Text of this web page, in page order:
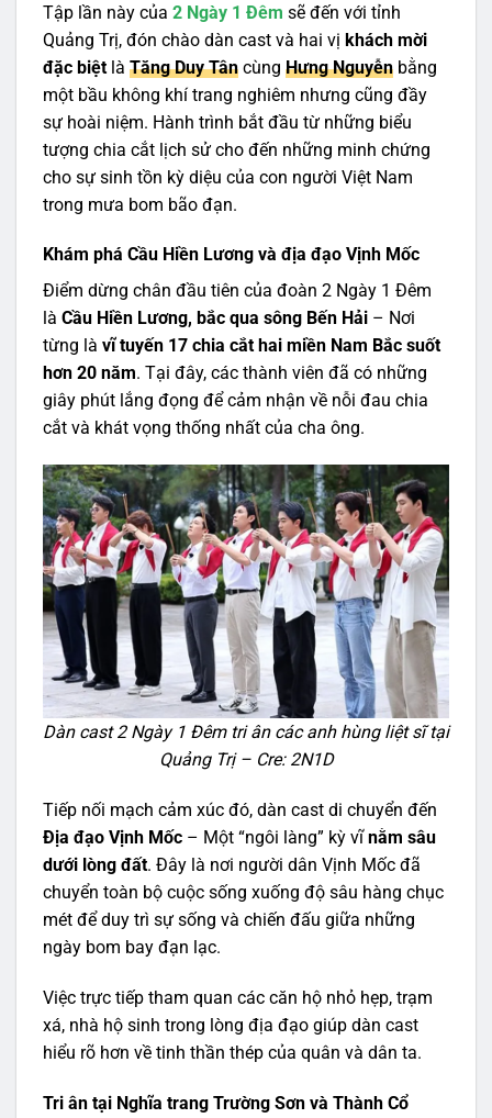
Tập lần này của 2 Ngày 1 Đêm sẽ đến với tỉnh
Quảng Trị, đón chào dàn cast và hai vị khách mời
đặc biệt là Tăng Duy Tân cùng Hưng Nguyễn bằng
một bầu không khí trang nghiêm nhưng cũng đầy
sự hoài niệm. Hành trình bắt đầu từ những biểu
tượng chia cắt lịch sử cho đến những minh chứng
cho sự sinh tồn kỳ diệu của con người Việt Nam
trong mưa bom bão đạn.
Khám phá Cầu Hiền Lương và địa đạo Vịnh Mốc
Điểm dừng chân đầu tiên của đoàn 2 Ngày 1 Đêm
là Cầu Hiền Lương, bắc qua sông Bến Hải – Nơi
từng là vĩ tuyến 17 chia cắt hai miền Nam Bắc suốt
hơn 20 năm. Tại đây, các thành viên đã có những
giây phút lắng đọng để cảm nhận về nỗi đau chia
cắt và khát vọng thống nhất của cha ông.
Dàn cast 2 Ngày 1 Đêm tri ân các anh hùng liệt sĩ tại
Quảng Trị – Cre: 2N1D
Tiếp nối mạch cảm xúc đó, dàn cast di chuyển đến
Địa đạo Vịnh Mốc – Một “ngôi làng” kỳ vĩnằm sâu
dưới lòng đất. Đây là nơi người dân Vịnh Mốc đã
chuyển toàn bộ cuộc sống xuống độ sâu hàng chục
mét để duy trì sự sống và chiến đấu giữa những
ngày bom bay đạn lạc.
Việc trực tiếp tham quan các căn hộ nhỏ hẹp, trạm
xá, nhà hộ sinh trong lòng địa đạo giúp dàn cast
hiểu rõ hơn về tinh thần thép của quân và dân ta.
Tri ân tại Nghĩa trang Trường Sơn và Thành Cổ